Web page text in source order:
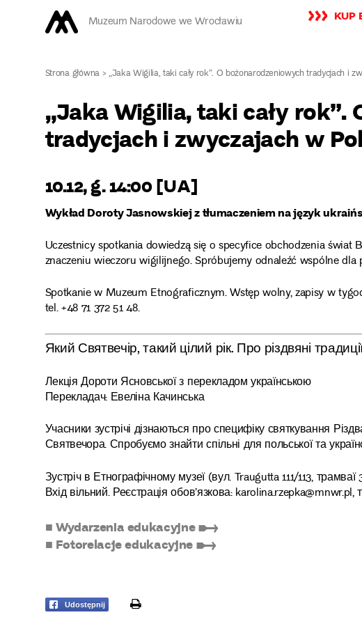
Muzeum Narodowe we Wrocławiu KUP
Strona główna>„Jaka Wigilia, taki cały rok”. O bożonarodzeniowych tradycjach i
„Jaka Wigilia, taki cały rok”.
tradycjach i zwyczajach w
10.12, g. 14:00 [UA]
Wykład Doroty Jasnowskiej z tłumaczeniem na język
Uczestnicy spotkania dowiedzą się o specyfice obchodzenia
znaczeniu wieczoru wigilijnego. Spróbujemy odnaleźć wspólne
Spotkanie w Muzeum Etnograficznym. Wstęp wolny, zapisy w
tel. +48 71 372 51 48.
Який Святвечір, такий цілий рік. Про різдвяні
Лекція Дороти Ясновської з перекладом українською
Перекладач: Евеліна Качинська
Учасники зустрічі дізнаються про специфіку святкування
Святвечора. Спробуємо знайти спільні для польської та
Зустріч в Етнографічному музеї (вул. Traugutta 111/113,
Вхід вільний. Реєстрація обов’язкова: karolina.rzepka@mnwr.pl,
■ Wydarzenia edukacyjne ➸
■ Fotorelacje edukacyjne ➸
Udostępnij print